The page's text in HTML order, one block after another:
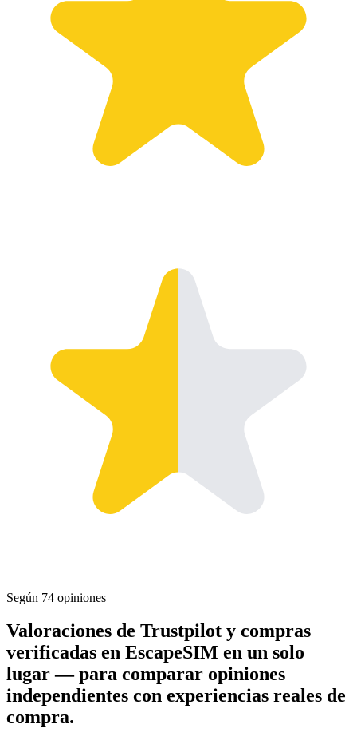
Según 74 opiniones
Valoraciones de Trustpilot y compras
verificadas en EscapeSIM en un solo
lugar — para comparar opiniones
independientes con experiencias reales de
compra.